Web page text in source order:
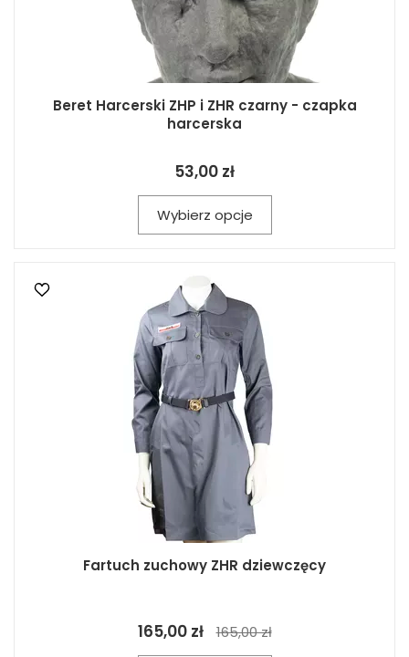
Beret Harcerski ZHP i ZHR czarny - czapka
harcerska
53,00 zł
Wybierz opcje
Fartuch zuchowy ZHR dziewczęcy
165,00 zł 165,00 zł